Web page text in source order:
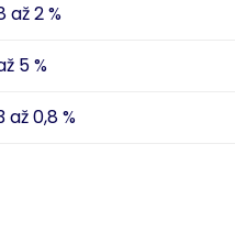
až 2 %
5 %
až 0,8 %